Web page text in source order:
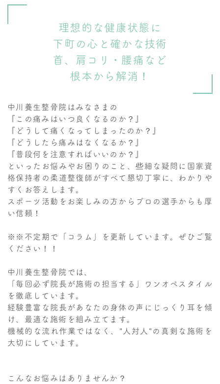
理想的な健康状態に
下町の心と確かな技術
首、肩コリ・腰痛など
根本から解消！
中川養生整骨院はみなさまの
『この痛みはいつ良くなるのか？』
『どうして痛くなってしまったのか？』
『どうしたら痛みはなくなるか？』
『普段何を注意すればいいのか？』
といったお悩みやお困りのこと、些細な疑問に国家資
格保持者の柔道整復師がすべて懇切丁寧に、わかりや
すくお答えします。
スポーツ活動をお楽しみの方からプロの選手からも厚
い信頼！
※※不定期で「コラム」を更新しています。ぜひご覧
ください！！
中川養生整骨院では、
「毎回必ず院長が施術の担当する」ワンオペスタイル
を徹底しています。
経験豊富な院長があなたの身体の声にじっくり耳を傾
け、最適な施術を組み立てます。
機械的な流れ作業ではなく、"人対人"の真剣な施術を
大切にしています。
こんなお悩みはありませんか？